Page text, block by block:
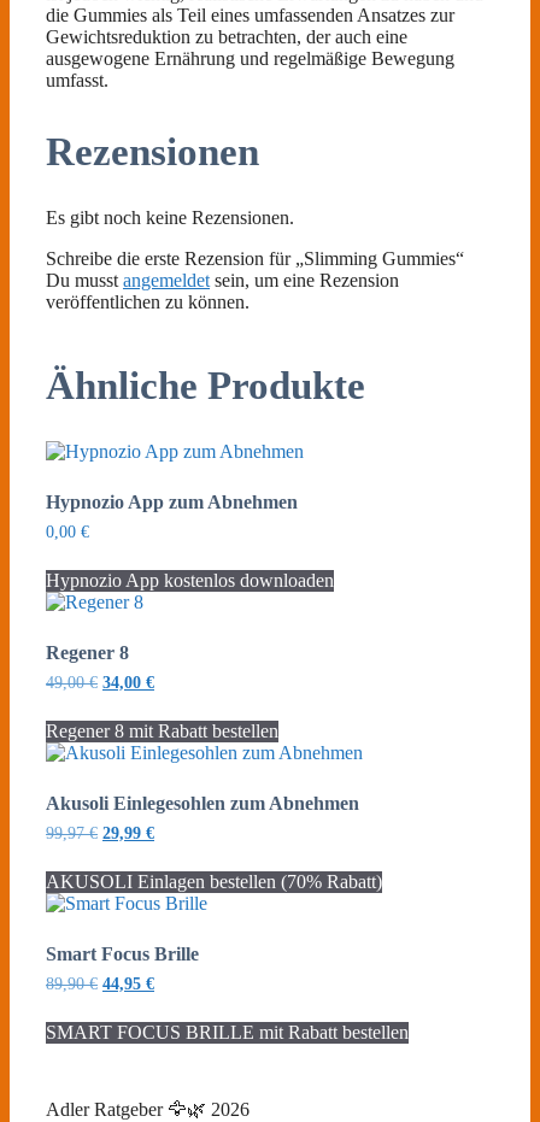
die Gummies als Teil eines umfassenden Ansatzes zur
Gewichtsreduktion zu betrachten, der auch eine
ausgewogene Ernährung und regelmäßige Bewegung
umfasst.
Rezensionen
Es gibt noch keine Rezensionen.
Schreibe die erste Rezension für „Slimming Gummies“
Du musst angemeldet sein, um eine Rezension
veröffentlichen zu können.
Ähnliche Produkte
Hypnozio App zum Abnehmen
0,00 €
Hypnozio App kostenlos downloaden
Regener 8
49,00€ Ursprünglicher
war:
49,00 €
34,00 €Aktueller
ist:
34,00 €.
Regener 8 mit Rabatt bestellen
Akusoli Einlegesohlen zum Abnehmen
99,97€ Ursprünglicher
war:
99,97 €
29,99 €Aktueller
ist:
29,99 €.
AKUSOLI Einlagen bestellen (70% Rabatt)
Smart Focus Brille
89,90€ Ursprünglicher
war:
89,90 €
44,95 €Aktueller
ist:
44,95 €.
SMART FOCUS BRILLE mit Rabatt bestellen
Adler Ratgeber 🦅🌿 2026